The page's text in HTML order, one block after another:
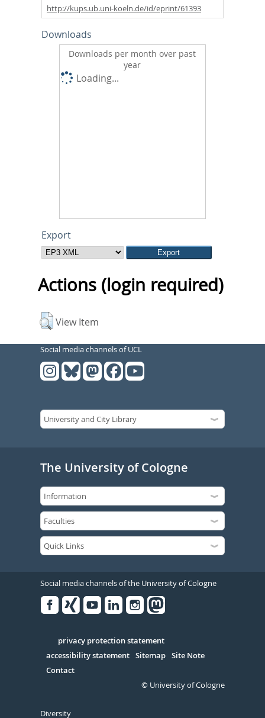
http://kups.ub.uni-koeln.de/id/eprint/61393
Downloads
Downloads per month over past
year
Loading...
Export
Actions (login required)
View Item
Social media channels of UCL
The University of Cologne
Social media channels of the University of Cologne
Serivce
privacy protection statement
accessibility statement Sitemap Site Note
Contact
© University of Cologne
Diversity